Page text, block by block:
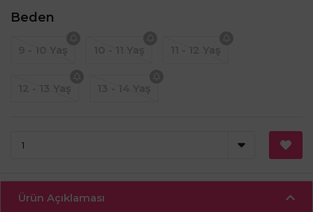
Beden
Ürün Açıklaması